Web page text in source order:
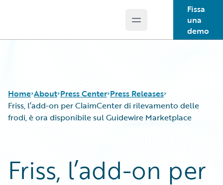
Open main menu
Fissa
una
demo
Home About Press Center Press Releases
Friss, l’add-on per ClaimCenter di rilevamento delle
frodi, è ora disponibile sul Guidewire Marketplace
Friss, l’add-on per